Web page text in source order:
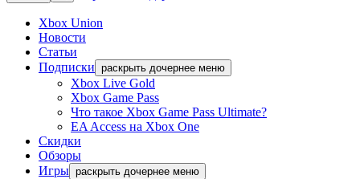
Xbox Union
Новости
Статьи
Подписки раскрыть дочернее меню
Xbox Live Gold
Xbox Game Pass
Что такое Xbox Game Pass Ultimate?
EA Access на Xbox One
Скидки
Обзоры
Игры раскрыть дочернее меню